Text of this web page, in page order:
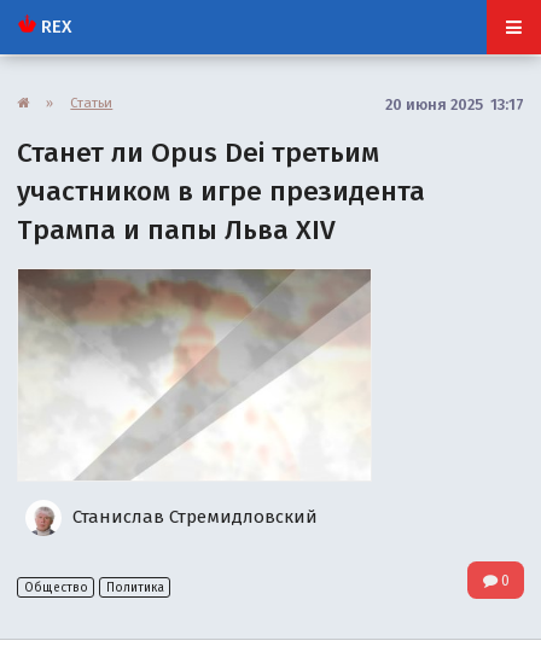
REX
» Статьи 20 июня 2025 13:17
Станет ли Opus Dei третьим
участником в игре президента
Трампа и папы Льва XIV
Станислав Стремидловский
Общество Политика 0